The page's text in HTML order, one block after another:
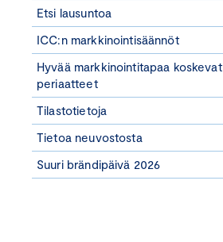
Etsi lausuntoa
ICC:n markkinointisäännöt
Hyvää markkinointitapaa koskevat
periaatteet
Tilastotietoja
Tietoa neuvostosta
Suuri brändipäivä 2026